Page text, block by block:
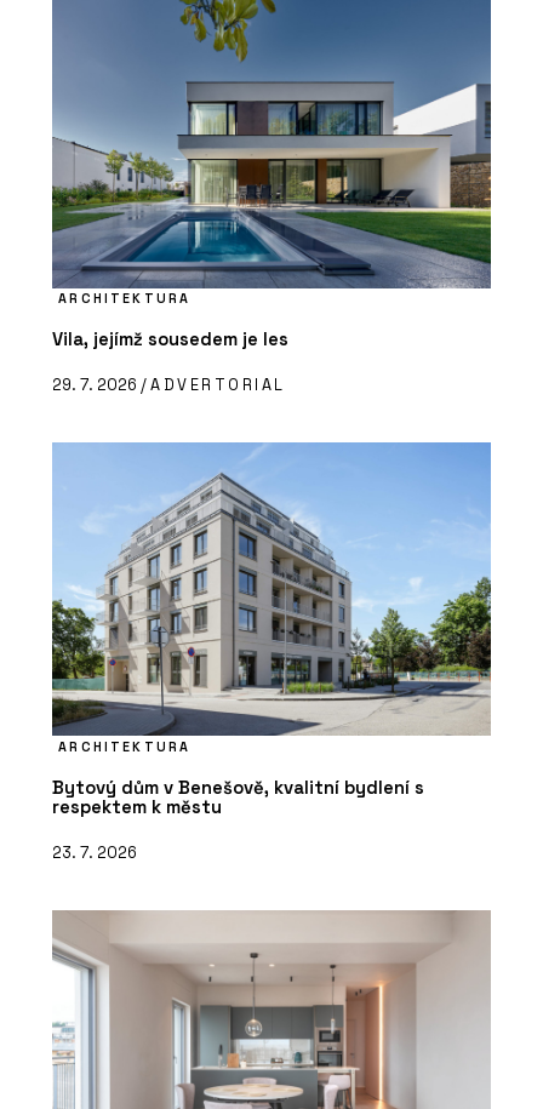
ARCHITEKTURA
Vila, jejímž sousedem je les
29. 7. 2026 /ADVERTORIAL
ARCHITEKTURA
Bytový dům v Benešově, kvalitní bydlení s
respektem k městu
23. 7. 2026